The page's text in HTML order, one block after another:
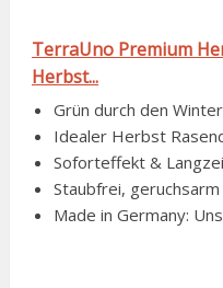
TerraUno Premium
Herbst...
Grün durch den
Idealer Herbst
Soforteffekt &
Staubfrei,
Made in Germany: